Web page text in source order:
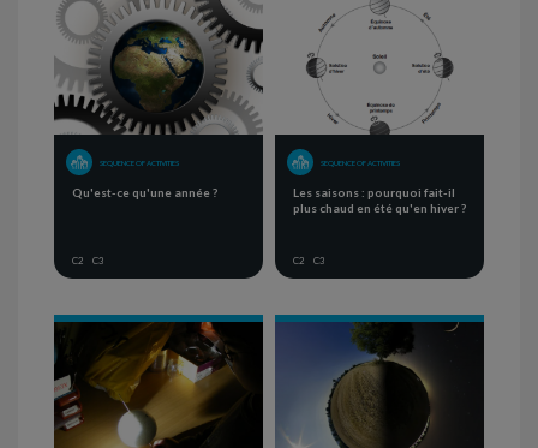
SEQUENCE OF ACTIVITIES
Qu'est-ce qu'une année ?
C2 C3
SEQUENCE OF ACTIVITIES
Les saisons : pourquoi fait-il
plus chaud en été qu'en hiver ?
C2 C3